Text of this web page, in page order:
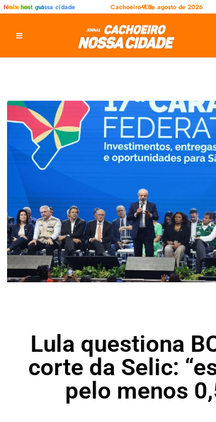
fênix
rede lerhost gutnossa cidade Cachoeiro-ES,9 de agosto de 2026
Lula questiona
corte da Selic:
pelo menos